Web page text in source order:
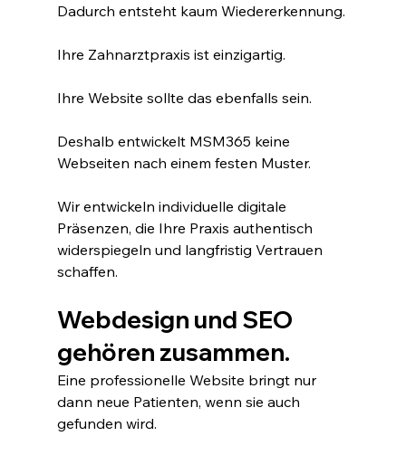
Dadurch entsteht kaum Wiedererkennung.
Ihre Zahnarztpraxis ist einzigartig.
Ihre Website sollte das ebenfalls sein.
Deshalb entwickelt MSM365 keine
Webseiten nach einem festen Muster.
Wir entwickeln individuelle digitale
Präsenzen, die Ihre Praxis authentisch
widerspiegeln und langfristig Vertrauen
schaffen.
Webdesign und SEO
gehören zusammen.
Eine professionelle Website bringt nur
dann neue Patienten, wenn sie auch
gefunden wird.